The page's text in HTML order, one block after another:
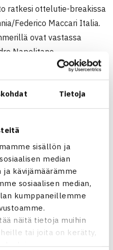
Tietoja
sisällön ja
median
kävijämäärämme
sosiaalisen median,
kumppaneillemme
näitä tietoja muihin
tai joita on kerätty,
ratkesi ottelutie-breakissa
Federico Maccari Italia.
ovat vastassa
Napolitano.
myös viime vuonna.
kolmannelle kierroksella
Brasilia
– Leonardo Civita Telles
Belgia/Herkko Pöllänen
Maccari Italia 36 63